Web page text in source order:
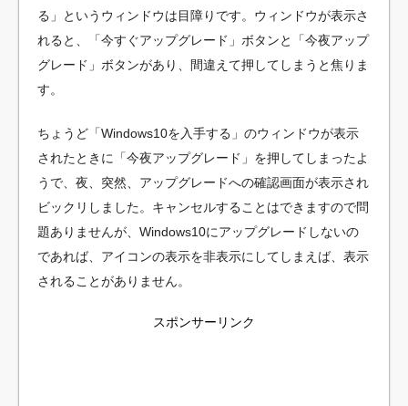
る」というウィンドウは目障りです。ウィンドウが表示さ
れると、「今すぐアップグレード」ボタンと「今夜アップ
グレード」ボタンがあり、間違えて押してしまうと焦りま
す。
ちょうど「Windows10を入手する」のウィンドウが表示
されたときに「今夜アップグレード」を押してしまったよ
うで、夜、突然、アップグレードへの確認画面が表示され
ビックリしました。キャンセルすることはできますので問
題ありませんが、Windows10にアップグレードしないの
であれば、アイコンの表示を非表示にしてしまえば、表示
されることがありません。
スポンサーリンク